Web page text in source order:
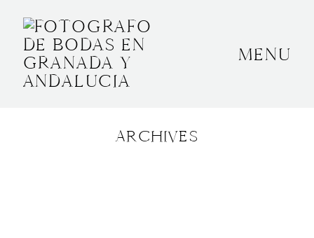
MENU
ARCHIVES
BODAS